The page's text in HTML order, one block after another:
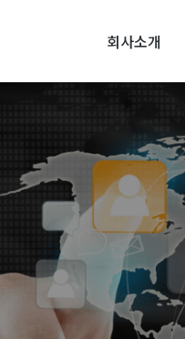
회사소개